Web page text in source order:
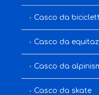
Casco da
Casco da
Casco da
Casco da skate